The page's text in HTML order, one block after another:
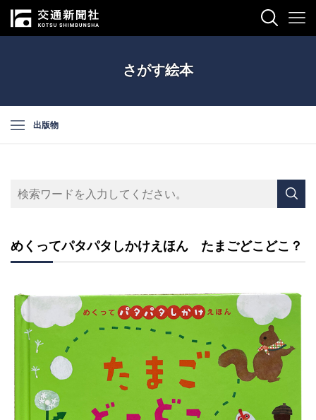
さがす絵本
出版物
めくってパタパタしかけえほん たまごどこどこ？